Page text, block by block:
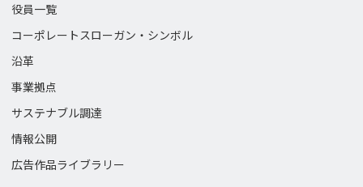
役員一覧
コーポレートスローガン・ シンボル
沿革
事業拠点
サステナブル調達
情報公開
広告作品ライブラリー